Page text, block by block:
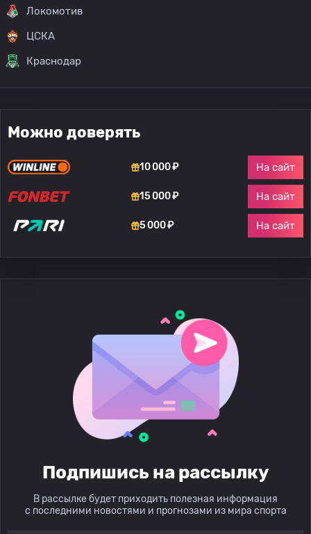
Локомотив
ЦСКА
Краснодар
Можно доверять
10 000 ₽ На сайт
15 000 ₽ На сайт
5 000 ₽ На сайт
Подпишись на рассылку
В рассылке будет приходить полезная информация
с последними новостями и прогнозами из мира спорта